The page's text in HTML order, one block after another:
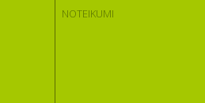
NOTEIKUMI